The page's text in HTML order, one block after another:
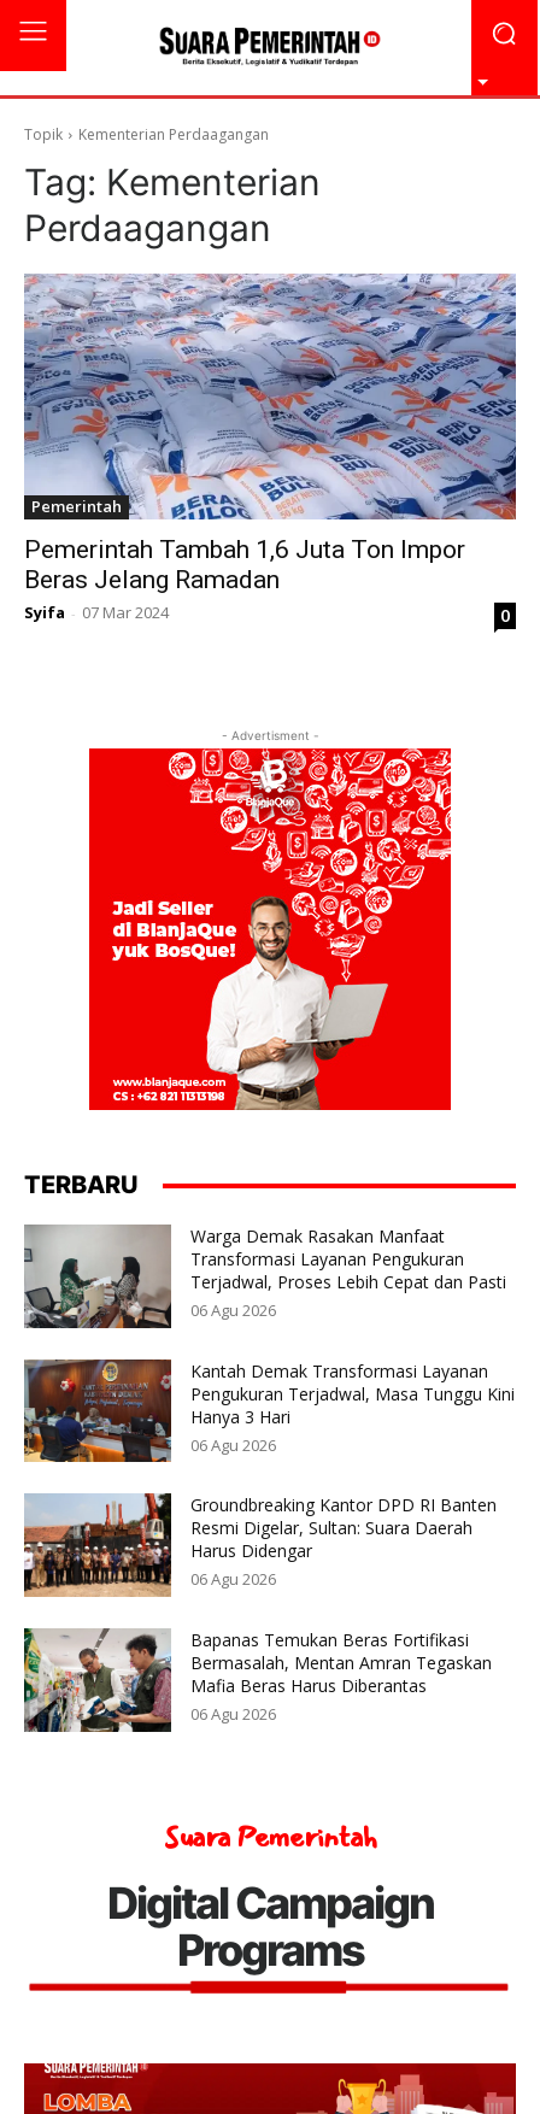
Topik Kementerian Perdaagangan
Tag: Kementerian
Perdaagangan
Pemerintah
Pemerintah Tambah 1,6 Juta Ton Impor
Beras Jelang Ramadan
Syifa - 07 Mar 2024 0
- Advertisment -
TERBARU
Warga Demak Rasakan Manfaat
Transformasi Layanan Pengukuran
Terjadwal, Proses Lebih Cepat dan Pasti
06 Agu 2026
Kantah Demak Transformasi Layanan
Pengukuran Terjadwal, Masa Tunggu Kini
Hanya 3 Hari
06 Agu 2026
Groundbreaking Kantor DPD RI Banten
Resmi Digelar, Sultan: Suara Daerah
Harus Didengar
06 Agu 2026
Bapanas Temukan Beras Fortifikasi
Bermasalah, Mentan Amran Tegaskan
Mafia Beras Harus Diberantas
06 Agu 2026
Suara Pemerintah
Digital Campaign
Programs